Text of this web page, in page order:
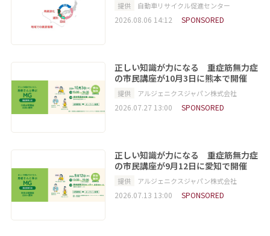
提供 自動車リサイクル促進センター
2026.08.06 14:12 SPONSORED
正しい知識が力になる 重症筋無力症
の市民講座が10月3日に熊本で開催
提供 アルジェニクスジャパン株式会社
2026.07.27 13:00 SPONSORED
正しい知識が力になる 重症筋無力症
の市民講座が9月12日に愛知で開催
提供 アルジェニクスジャパン株式会社
2026.07.13 13:00 SPONSORED